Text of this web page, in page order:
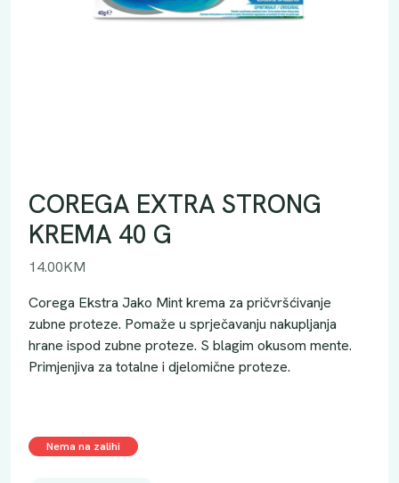
COREGA EXTRA STRONG
KREMA 40 G
14.00KM
Corega Ekstra Jako Mint krema za pričvršćivanje
zubne proteze. Pomaže u sprječavanju nakupljanja
hrane ispod zubne proteze. S blagim okusom mente.
Primjenjiva za totalne i djelomične proteze.
Nema na zalihi